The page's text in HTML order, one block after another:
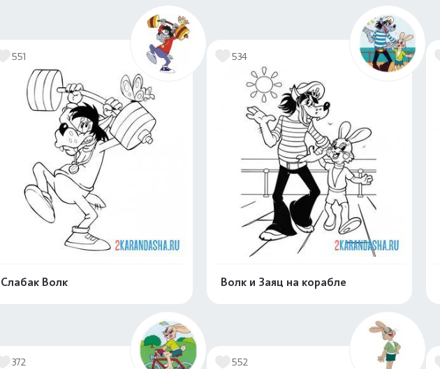
551
Слабак Волк
534
Волк и Заяц на корабле
372 552